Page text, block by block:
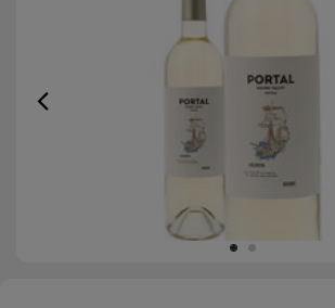
Previous